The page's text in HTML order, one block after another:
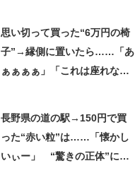
思い切って買った“6万円の椅
子”→縁側に置いたら……「あ
ぁぁぁぁ」「これは座れな
長野県の道の駅→150円で買
った“赤い粒”は……「懐かし
いぃー」 “驚きの正体”に